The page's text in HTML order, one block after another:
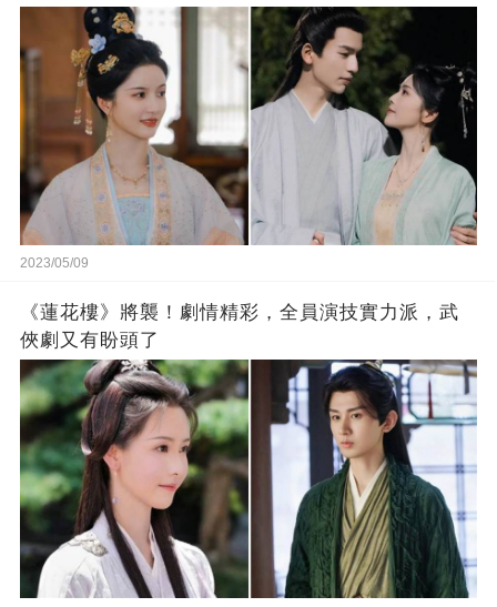
2023/05/09
《蓮花樓》將襲！劇情精彩，全員演技實力派，武
俠劇又有盼頭了